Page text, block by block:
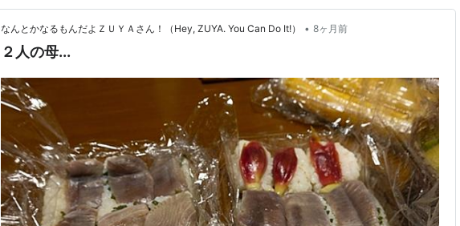
出版社/メーカー:DefSTAR RECORDS
クリック: 49回
この商品を含むブログ (223件) を見る
センチメンタル急行―あの日へ帰る、旅情短篇集 (リンダブック
ス)
なんとかなるもんだよＺＵＹＡさん！（Hey, ZUYA. You Can Do It!） • 8ヶ月前
２人の母...